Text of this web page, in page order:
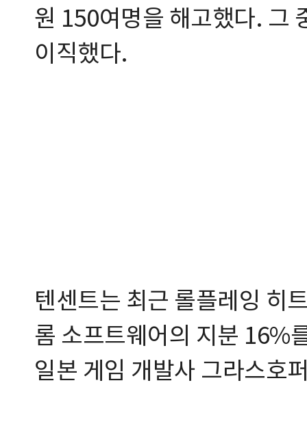
원 150여명을 해고했다. 그
이직했다.
텐센트는 최근 롤플레잉 히
롬 소프트웨어의 지분 16%
일본 게임 개발사 그라스호